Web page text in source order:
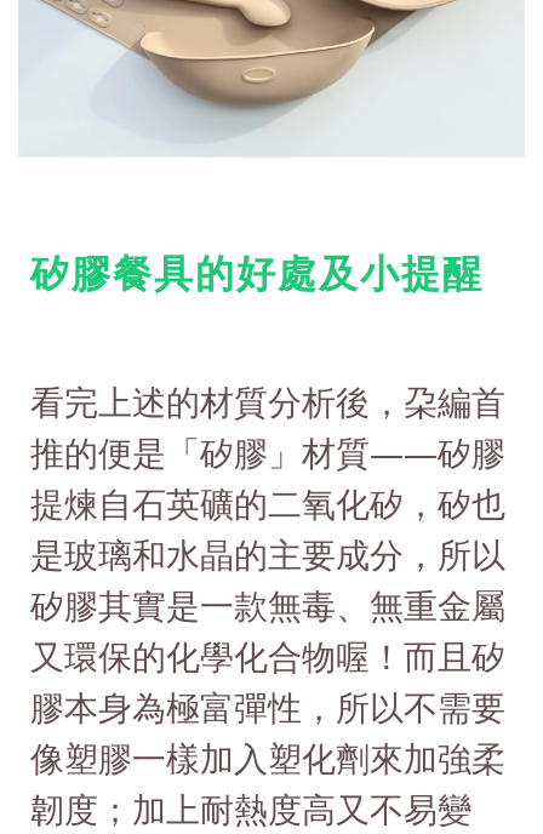
矽膠餐具的好處及小提醒
看完上述的材質分析後，朶編首
推的便是「矽膠」材質——矽膠
提煉自石英礦的二氧化矽，矽也
是玻璃和水晶的主要成分，所以
矽膠其實是一款無毒、無重金屬
又環保的化學化合物喔！而且矽
膠本身為極富彈性，所以不需要
像塑膠一樣加入塑化劑來加強柔
韌度；加上耐熱度高又不易變